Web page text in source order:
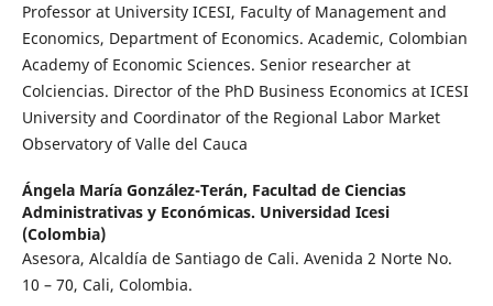
Professor at University ICESI, Faculty of Management and
Economics, Department of Economics. Academic, Colombian
Academy of Economic Sciences. Senior researcher at
Colciencias. Director of the PhD Business Economics at ICESI
University and Coordinator of the Regional Labor Market
Observatory of Valle del Cauca
Ángela María González-Terán, Facultad de Ciencias
Administrativas y Económicas. Universidad Icesi
(Colombia)
Asesora, Alcaldía de Santiago de Cali. Avenida 2 Norte No.
10 – 70, Cali, Colombia.